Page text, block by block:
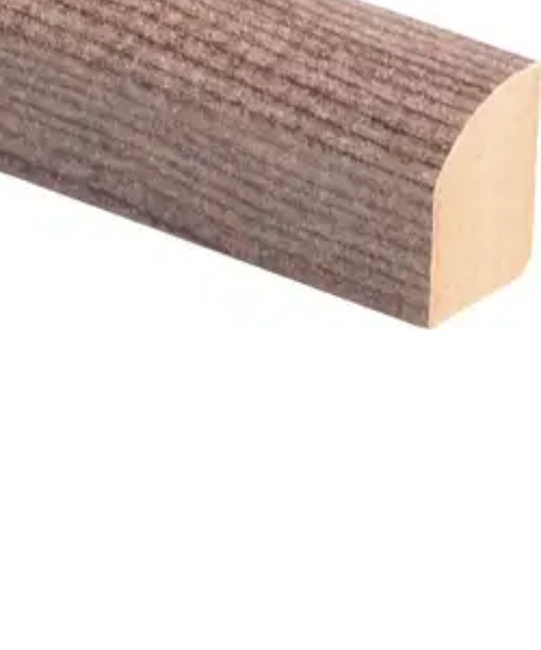
erinomaisesti vaaleiden ja harmahtavien tammiparketin ja -
pitää saavuttaa sama kosteusprosentti ja lämpötila